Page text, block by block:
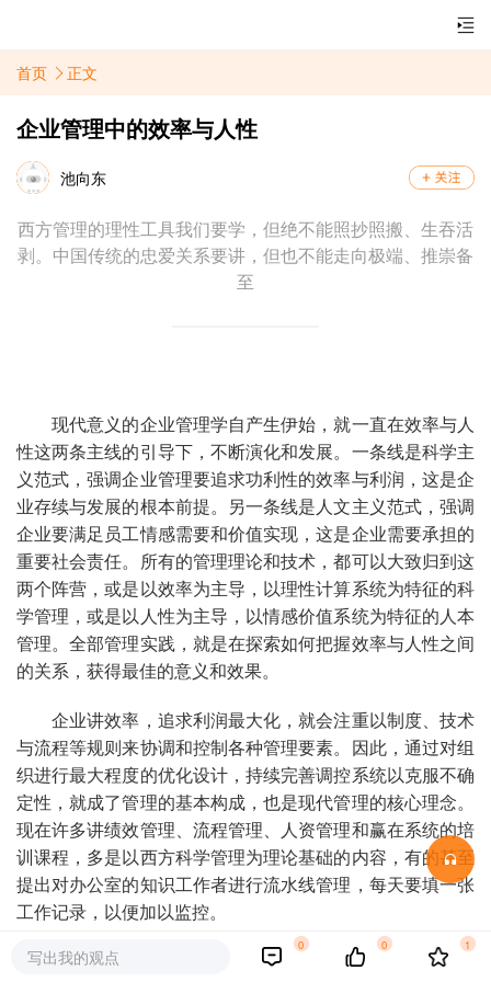
首页 正文
企业管理中的效率与人性
池向东
西方管理的理性工具我们要学，但绝不能照抄照搬、生吞活
剥。中国传统的忠爱关系要讲，但也不能走向极端、推崇备
至
现代意义的企业管理学自产生伊始，就一直在效率与人
性这两条主线的引导下，不断演化和发展。一条线是科学主
义范式，强调企业管理要追求功利性的效率与利润，这是企
业存续与发展的根本前提。另一条线是人文主义范式，强调
企业要满足员工情感需要和价值实现，这是企业需要承担的
重要社会责任。所有的管理理论和技术，都可以大致归到这
两个阵营，或是以效率为主导，以理性计算系统为特征的科
学管理，或是以人性为主导，以情感价值系统为特征的人本
管理。全部管理实践，就是在探索如何把握效率与人性之间
的关系，获得最佳的意义和效果。
企业讲效率，追求利润最大化，就会注重以制度、技术
与流程等规则来协调和控制各种管理要素。因此，通过对组
织进行最大程度的优化设计，持续完善调控系统以克服不确
定性，就成了管理的基本构成，也是现代管理的核心理念。
现在许多讲绩效管理、流程管理、人资管理和赢在系统的培
训课程，多是以西方科学管理为理论基础的内容，有的甚至
提出对办公室的知识工作者进行流水线管理，每天要填一张
工作记录，以便加以监控。
企业讲人性，追求人性情感化，就会注重以伦理、精
写出我的观点
0 0 1